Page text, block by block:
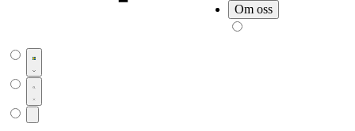
Om oss